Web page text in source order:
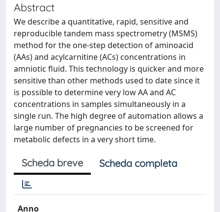
Abstract
We describe a quantitative, rapid, sensitive and
reproducible tandem mass spectrometry (MSMS)
method for the one-step detection of aminoacid
(AAs) and acylcarnitine (ACs) concentrations in
amniotic fluid. This technology is quicker and more
sensitive than other methods used to date since it
is possible to determine very low AA and AC
concentrations in samples simultaneously in a
single run. The high degree of automation allows a
large number of pregnancies to be screened for
metabolic defects in a very short time.
Scheda breve Scheda completa
Anno